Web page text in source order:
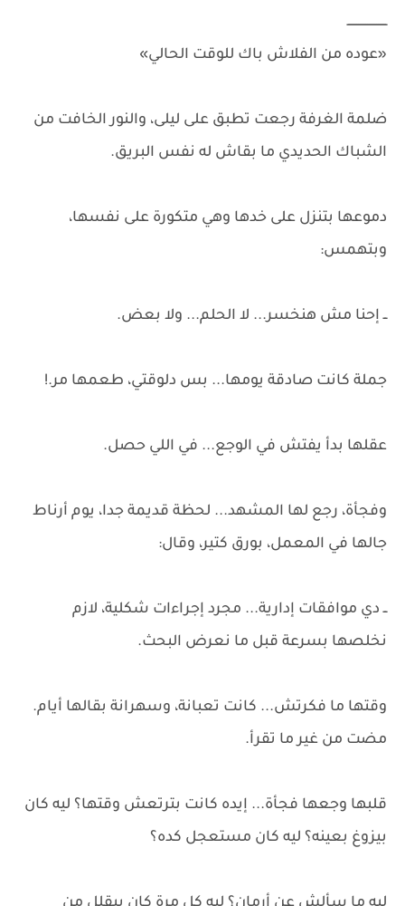
ــــــــــــــــــــــ
«عوده من الفلاش باك للوقت الحالي»
ضلمة الغرفة رجعت تطبق على ليلى، والنور الخافت من
الشباك الحديدي ما بقاش له نفس البريق.
دموعها بتنزل على خدها وهي متكورة على نفسها،
وبتهمس:
ــ إحنا مش هنخسر... لا الحلم... ولا بعض.
جملة كانت صادقة يومها... بس دلوقتي، طعمها مر.!
عقلها بدأ يفتش في الوجع... في اللي حصل.
وفجأة، رجع لها المشهد... لحظة قديمة جدا، يوم أرناط
جالها في المعمل، بورق كتير، وقال:
ــ دي موافقات إدارية... مجرد إجراءات شكلية، لازم
نخلصها بسرعة قبل ما نعرض البحث.
وقتها ما فكرتش... كانت تعبانة، وسهرانة بقالها أيام.
مضت من غير ما تقرأ.
قلبها وجعها فجأة... إيده كانت بترتعش وقتها؟ ليه كان
بيزوغ بعينه؟ ليه كان مستعجل كده؟